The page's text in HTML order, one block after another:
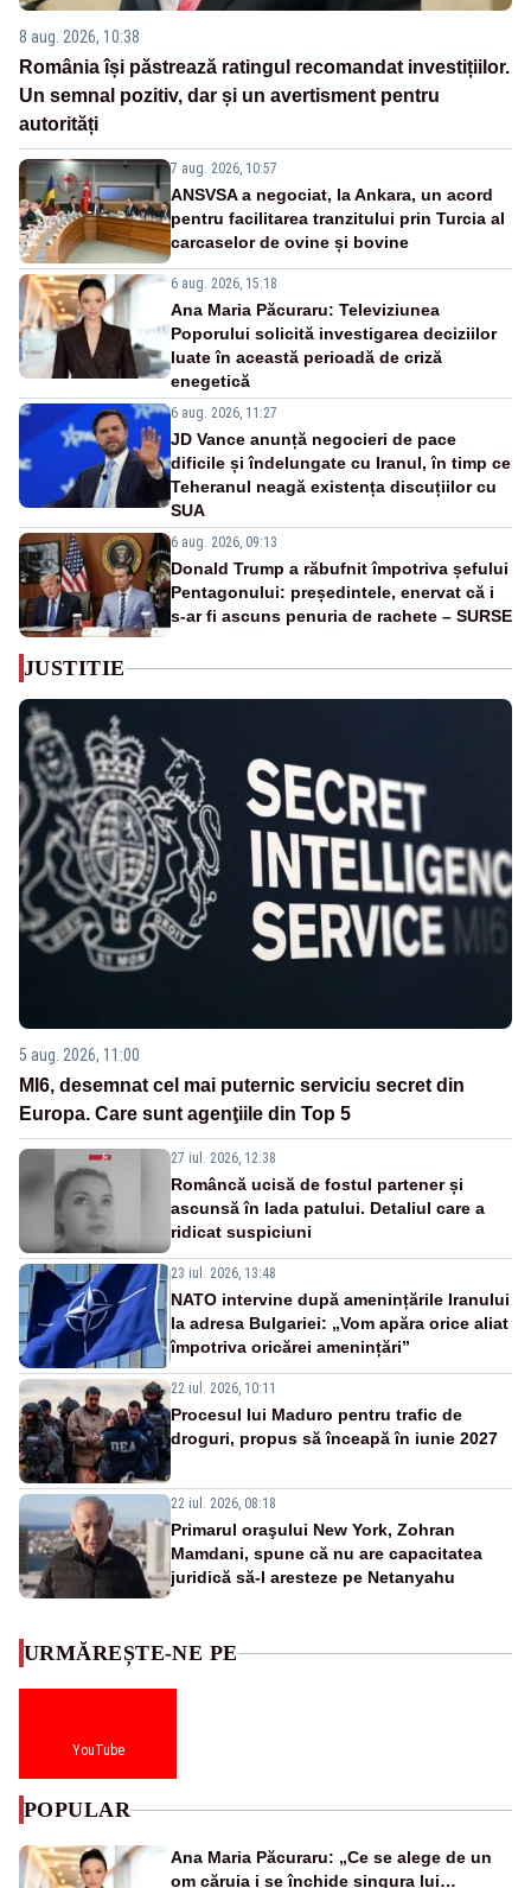
8 aug. 2026, 10:38
România își păstrează ratingul recomandat investițiilor.
Un semnal pozitiv, dar și un avertisment pentru
autorități
7 aug. 2026, 10:57
ANSVSA a negociat, la Ankara, un acord
pentru facilitarea tranzitului prin Turcia al
carcaselor de ovine și bovine
6 aug. 2026, 15:18
Ana Maria Păcuraru: Televiziunea
Poporului solicită investigarea deciziilor
luate în această perioadă de criză
enegetică
6 aug. 2026, 11:27
JD Vance anunță negocieri de pace
dificile și îndelungate cu Iranul, în timp ce
Teheranul neagă existența discuțiilor cu
SUA
6 aug. 2026, 09:13
Donald Trump a răbufnit împotriva șefului
Pentagonului: președintele, enervat că i
s-ar fi ascuns penuria de rachete – SURSE
JUSTITIE
5 aug. 2026, 11:00
MI6, desemnat cel mai puternic serviciu secret din
Europa. Care sunt agenţiile din Top 5
27 iul. 2026, 12:38
Româncă ucisă de fostul partener și
ascunsă în lada patului. Detaliul care a
ridicat suspiciuni
23 iul. 2026, 13:48
NATO intervine după amenințările Iranului
la adresa Bulgariei: „Vom apăra orice aliat
împotriva oricărei amenințări”
22 iul. 2026, 10:11
Procesul lui Maduro pentru trafic de
droguri, propus să înceapă în iunie 2027
22 iul. 2026, 08:18
Primarul oraşului New York, Zohran
Mamdani, spune că nu are capacitatea
juridică să-l aresteze pe Netanyahu
URMĂREȘTE-NE PE
YouTube
POPULAR
Ana Maria Păcuraru: „Ce se alege de un
om căruia i se închide singura lui